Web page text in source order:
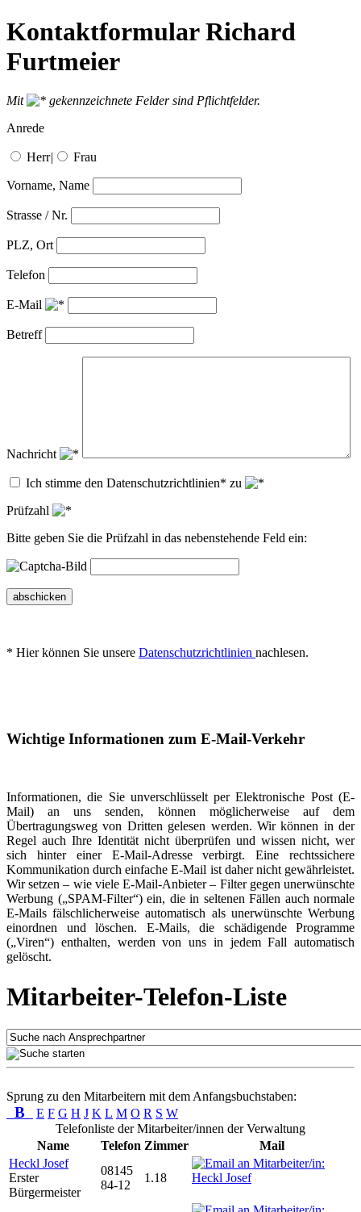
Kontaktformular Richard
Furtmeier
Mit
gekennzeichnete Felder sind Pflichtfelder.
Anrede
Herr| Frau
Vorname, Name
Strasse / Nr.
PLZ, Ort
Telefon
E-Mail
Betreff
Nachricht
Ich stimme den Datenschutzrichtlinien* zu
Prüfzahl
Bitte geben Sie die Prüfzahl in das nebenstehende Feld ein:
abschicken
* Hier können Sie unsere Datenschutzrichtlinien nachlesen.
Wichtige Informationen zum E-Mail-Verkehr
Informationen, die Sie unverschlüsselt per Elektronische Post (E-
Mail) an uns senden, können möglicherweise auf dem
Übertragungsweg von Dritten gelesen werden. Wir können in der
Regel auch Ihre Identität nicht überprüfen und wissen nicht, wer
sich hinter einer E-Mail-Adresse verbirgt. Eine rechtssichere
Kommunikation durch einfache E-Mail ist daher nicht gewährleistet.
Wir setzen – wie viele E-Mail-Anbieter – Filter gegen unerwünschte
Werbung („SPAM-Filter“) ein, die in seltenen Fällen auch normale
E-Mails fälschlicherweise automatisch als unerwünschte Werbung
einordnen und löschen. E-Mails, die schädigende Programme
(„Viren“) enthalten, werden von uns in jedem Fall automatisch
gelöscht.
Mitarbeiter-Telefon-Liste
Sprung zu den Mitarbeitern mit dem Anfangsbuchstaben:
B E F G H J K L M O R S W
Telefonliste der Mitarbeiter/innen der Verwaltung
Name
Telefon Zimmer
Mail
Heckl Josef
Erster
Bürgermeister
08145
84-12
1.18